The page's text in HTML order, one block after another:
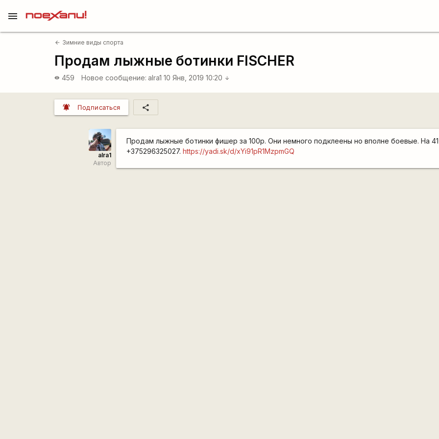
menu
arrow_back Зимние виды спорта
Продам лыжные ботинки FISCHER
visibility 459 Новое сообщение: alra1 10 Янв, 2019 10:20 arrow_downward
notifications_active Подписаться share
alra1
Автор
Продам лыжные ботинки фишер за 100р. Они немного подклеены но вполне боевые. На
+375296325027.https://yadi.sk/d/xYi91pR1MzpmGQ